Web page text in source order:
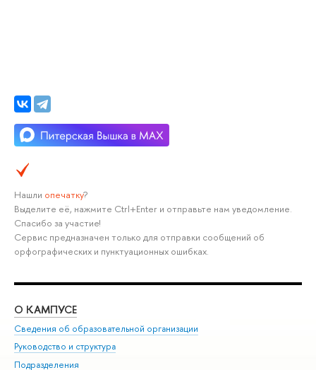
Нашли опечатку?
Выделите её, нажмите Ctrl+Enter и отправьте нам уведомление.
Спасибо за участие!
Сервис предназначен только для отправки сообщений об
орфографических и пунктуационных ошибках.
О КАМПУСЕ
Сведения об образовательной организации
Руководство и структура
Подразделения